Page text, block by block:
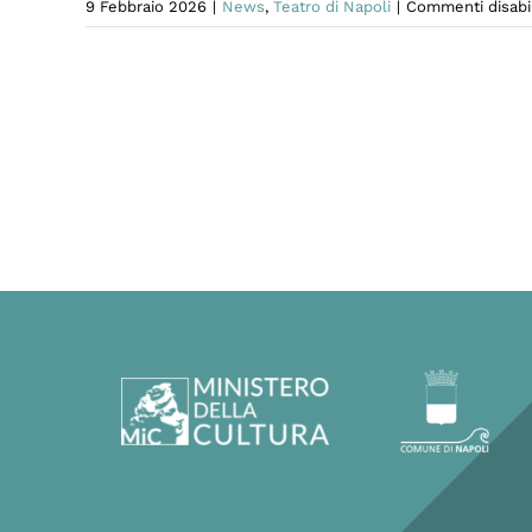
9 Febbraio 2026 | News, Teatro di Napoli | Commenti